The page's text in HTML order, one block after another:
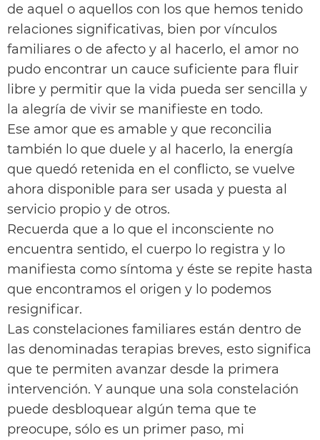
de aquel o aquellos con los que hemos tenido
relaciones significativas, bien por vínculos
familiares o de afecto y al hacerlo, el amor no
pudo encontrar un cauce suficiente para fluir
libre y permitir que la vida pueda ser sencilla y
la alegría de vivir se manifieste en todo.
Ese amor que es amable y que reconcilia
también lo que duele y al hacerlo, la energía
que quedó retenida en el conflicto, se vuelve
ahora disponible para ser usada y puesta al
servicio propio y de otros.
Recuerda que a lo que el inconsciente no
encuentra sentido, el cuerpo lo registra y lo
manifiesta como síntoma y éste se repite hasta
que encontramos el origen y lo podemos
resignificar.
Las constelaciones familiares están dentro de
las denominadas terapias breves, esto significa
que te permiten avanzar desde la primera
intervención. Y aunque una sola constelación
puede desbloquear algún tema que te
preocupe, sólo es un primer paso, mi